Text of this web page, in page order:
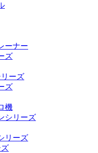
ーナー
ズ
ーズ
ズ
機
シリーズ
リーズ